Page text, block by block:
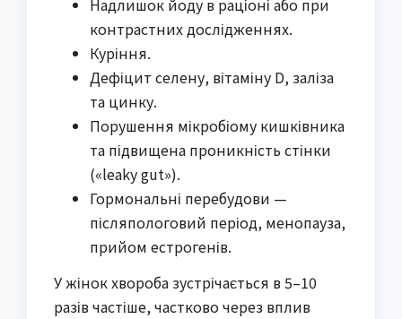
Надлишок йоду в раціоні або при
контрастних дослідженнях.
Куріння.
Дефіцит селену, вітаміну D, заліза
та цинку.
Порушення мікробіому кишківника
та підвищена проникність стінки
(«leaky gut»).
Гормональні перебудови —
післяпологовий період, менопауза,
прийом естрогенів.
У жінок хвороба зустрічається в 5–10
разів частіше, частково через вплив